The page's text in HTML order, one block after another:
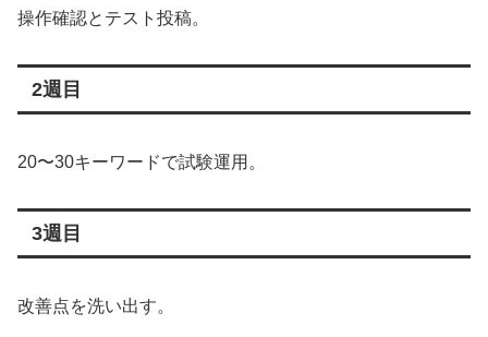
操作確認とテスト投稿。
2週目
20〜30キーワードで試験運用。
3週目
改善点を洗い出す。